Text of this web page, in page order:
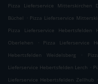
Pizza Lieferservice Mitterskirchen
Büchel . Pizza Lieferservice
Pizza Lieferservice Hebertsfelden
Oberlehen
. Pizza Lieferservice
Hebertsfelden Weidelsberg
.
Lieferservice Hebertsfelden Lerch .
Lieferservice Hebertsfelden Zellhub .